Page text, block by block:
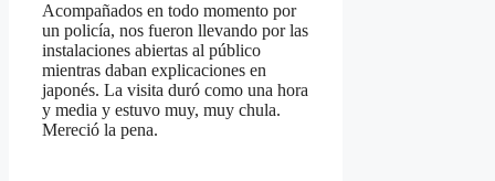
Acompañados en todo momento por
un policía, nos fueron llevando por las
instalaciones abiertas al público
mientras daban explicaciones en
japonés. La visita duró como una hora
y media y estuvo muy, muy chula.
Mereció la pena.